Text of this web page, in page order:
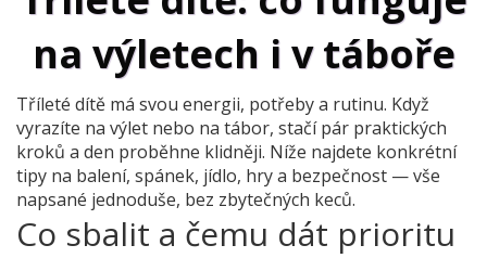
na výletech i v táboře
Tříleté dítě má svou energii, potřeby a rutinu. Když
vyrazíte na výlet nebo na tábor, stačí pár praktických
kroků a den proběhne klidněji. Níže najdete konkrétní
tipy na balení, spánek, jídlo, hry a bezpečnost — vše
napsané jednoduše, bez zbytečných keců.
Co sbalit a čemu dát prioritu